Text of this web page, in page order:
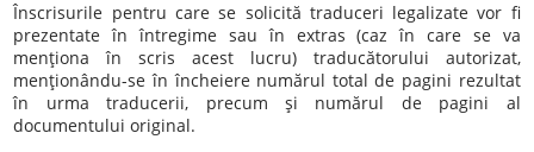
Înscrisurile pentru care se solicită traduceri legalizate vor fi
prezentate în întregime sau în extras (caz în care se va
menţiona în scris acest lucru) traducătorului autorizat,
menţionându-se în încheiere numărul total de pagini rezultat
în urma traducerii, precum şi numărul de pagini al
documentului original.